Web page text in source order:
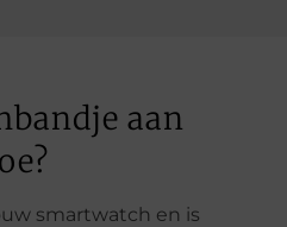
aan
smartwatch en is